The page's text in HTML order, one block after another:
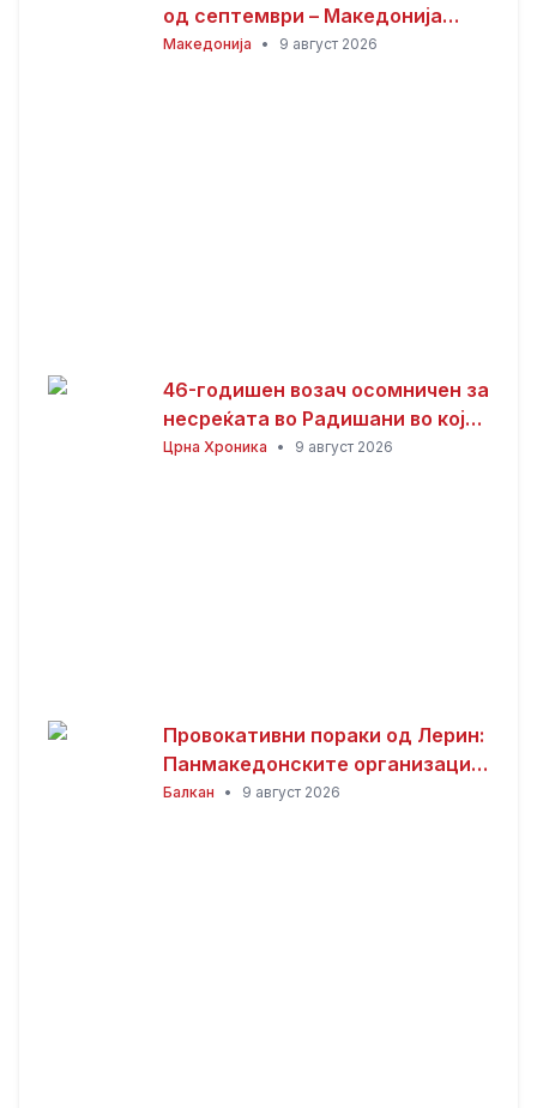
од септември – Македонија
останува без повеќе од 100
Македонија • 9 август 2026
46-годишен возач осомничен за
несреќата во Радишани во која
загина мотоциклист
Црна Хроника • 9 август 2026
Провокативни пораки од Лерин:
Панмакедонските организации
на светски собир со пораки
Балкан • 9 август 2026